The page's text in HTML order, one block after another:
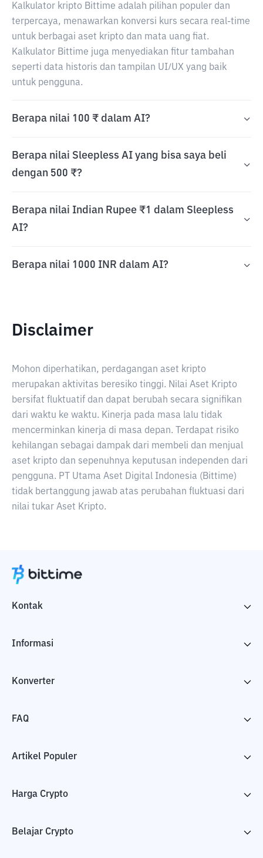
Kalkulator kripto Bittime adalah pilihan populer dan
terpercaya, menawarkan konversi kurs secara real-time
untuk berbagai aset kripto dan mata uang fiat.
Kalkulator Bittime juga menyediakan fitur tambahan
seperti data historis dan tampilan UI/UX yang baik
untuk pengguna.
Berapa nilai 100 ₹ dalam AI?
Berapa nilai Sleepless AI yang bisa saya beli
dengan 500 ₹?
Berapa nilai Indian Rupee ₹1 dalam Sleepless
AI?
Berapa nilai 1000 INR dalam AI?
Disclaimer
Mohon diperhatikan, perdagangan aset kripto
merupakan aktivitas beresiko tinggi. Nilai Aset Kripto
bersifat fluktuatif dan dapat berubah secara signifikan
dari waktu ke waktu. Kinerja pada masa lalu tidak
mencerminkan kinerja di masa depan. Terdapat risiko
kehilangan sebagai dampak dari membeli dan menjual
aset kripto dan sepenuhnya keputusan independen dari
pengguna. PT Utama Aset Digital Indonesia (Bittime)
tidak bertanggung jawab atas perubahan fluktuasi dari
nilai tukar Aset Kripto.
Kontak
Informasi
Konverter
FAQ
Artikel Populer
Harga Crypto
Belajar Crypto